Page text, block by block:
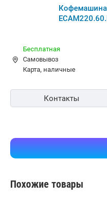
Кофемашина
Бесплатная
Самовывоз
карта, наличные
Контакты
Похожие товары